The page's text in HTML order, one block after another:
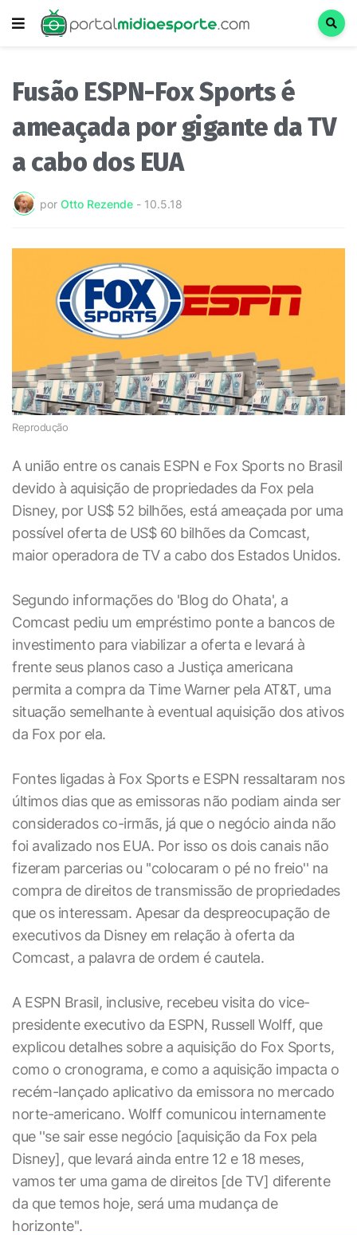
Fusão ESPN-Fox Sports é
ameaçada por gigante da TV
a cabo dos EUA
por Otto Rezende - 10.5.18
Reprodução
A união entre os canais ESPN e Fox Sports no Brasil
devido à aquisição de propriedades da Fox pela
Disney, por US$ 52 bilhões, está ameaçada por uma
possível oferta de US$ 60 bilhões da Comcast,
maior operadora de TV a cabo dos Estados Unidos.
Segundo informações do 'Blog do Ohata', a
Comcast pediu um empréstimo ponte a bancos de
investimento para viabilizar a oferta e levará à
frente seus planos caso a Justiça americana
permita a compra da Time Warner pela AT&T, uma
situação semelhante à eventual aquisição dos ativos
da Fox por ela.
Fontes ligadas à Fox Sports e ESPN ressaltaram nos
últimos dias que as emissoras não podiam ainda ser
considerados co-irmãs, já que o negócio ainda não
foi avalizado nos EUA. Por isso os dois canais não
fizeram parcerias ou ''colocaram o pé no freio'' na
compra de direitos de transmissão de propriedades
que os interessam. Apesar da despreocupação de
executivos da Disney em relação à oferta da
Comcast, a palavra de ordem é cautela.
A ESPN Brasil, inclusive, recebeu visita do vice-
presidente executivo da ESPN, Russell Wolff, que
explicou detalhes sobre a aquisição do Fox Sports,
como o cronograma, e como a aquisição impacta o
recém-lançado aplicativo da emissora no mercado
norte-americano. Wolff comunicou internamente
que ''se sair esse negócio [aquisição da Fox pela
Disney], que levará ainda entre 12 e 18 meses,
vamos ter uma gama de direitos [de TV] diferente
da que temos hoje, será uma mudança de
horizonte''.